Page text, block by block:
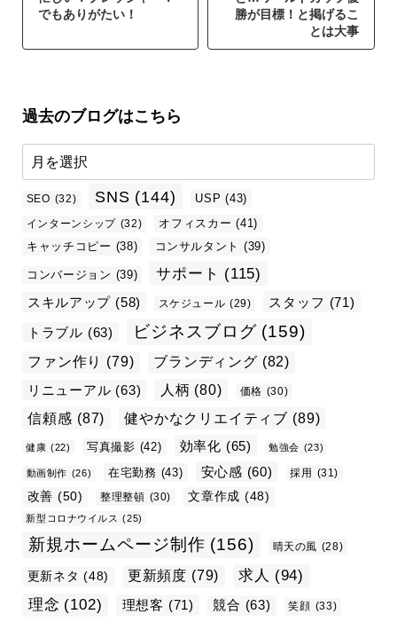
でもありがたい！
勝が目標！と掲げるこ
とは大事
過去のブログはこちら
SEO (32) SNS (144) USP (43)
インターンシップ (32) オフィスカー (41)
キャッチコピー (38) コンサルタント (39)
コンバージョン (39) サポート (115)
スキルアップ (58) スケジュール (29) スタッフ (71)
トラブル (63) ビジネスブログ (159)
ファン作り (79) ブランディング (82)
リニューアル (63) 人柄 (80) 価格 (30)
信頼感 (87) 健やかなクリエイティブ (89)
健康 (22) 写真撮影 (42) 効率化 (65) 勉強会 (23)
動画制作 (26) 在宅勤務 (43) 安心感 (60) 採用 (31)
改善 (50) 整理整頓 (30) 文章作成 (48)
新型コロナウイルス (25)
新規ホームページ制作 (156) 晴天の風 (28)
更新ネタ (48) 更新頻度 (79) 求人 (94)
理念 (102) 理想客 (71) 競合 (63) 笑顔 (33)